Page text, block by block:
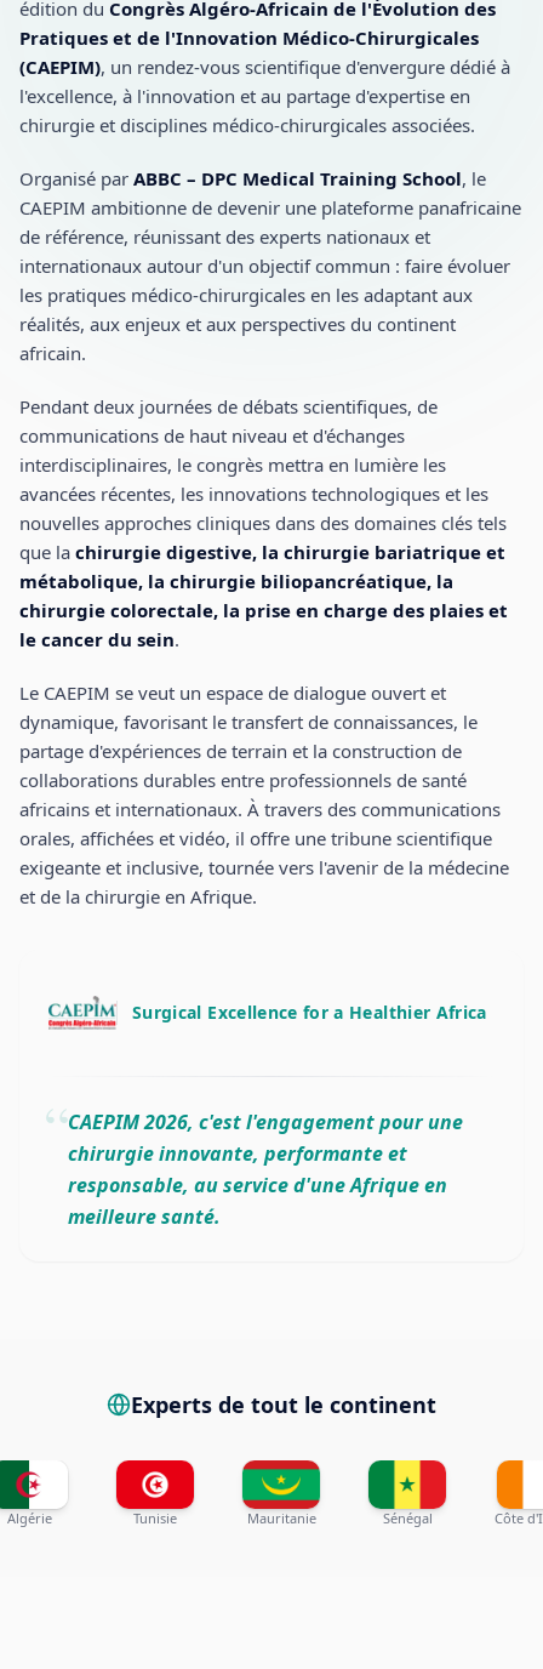
édition du Congrès Algéro-Africain de l'Évolution des
Pratiques et de l'Innovation Médico-Chirurgicales
(CAEPIM), un rendez-vous scientifique d'envergure dédié à
l'excellence, à l'innovation et au partage d'expertise en
chirurgie et disciplines médico-chirurgicales associées.
Organisé par ABBC – DPC Medical Training School, le
CAEPIM ambitionne de devenir une plateforme panafricaine
de référence, réunissant des experts nationaux et
internationaux autour d'un objectif commun : faire évoluer
les pratiques médico-chirurgicales en les adaptant aux
réalités, aux enjeux et aux perspectives du continent
africain.
Pendant deux journées de débats scientifiques, de
communications de haut niveau et d'échanges
interdisciplinaires, le congrès mettra en lumière les
avancées récentes, les innovations technologiques et les
nouvelles approches cliniques dans des domaines clés tels
que la chirurgie digestive, la chirurgie bariatrique et
métabolique, la chirurgie biliopancréatique, la
chirurgie colorectale, la prise en charge des plaies et
le cancer du sein.
Le CAEPIM se veut un espace de dialogue ouvert et
dynamique, favorisant le transfert de connaissances, le
partage d'expériences de terrain et la construction de
collaborations durables entre professionnels de santé
africains et internationaux. À travers des communications
orales, affichées et vidéo, il offre une tribune scientifique
exigeante et inclusive, tournée vers l'avenir de la médecine
et de la chirurgie en Afrique.
Surgical Excellence for a Healthier Africa
“CAEPIM 2026, c'est l'engagement pour une
chirurgie innovante, performante et
responsable, au service d'une Afrique en
meilleure santé.
Experts de tout le continent
Algérie Tunisie Mauritanie Sénégal Côte